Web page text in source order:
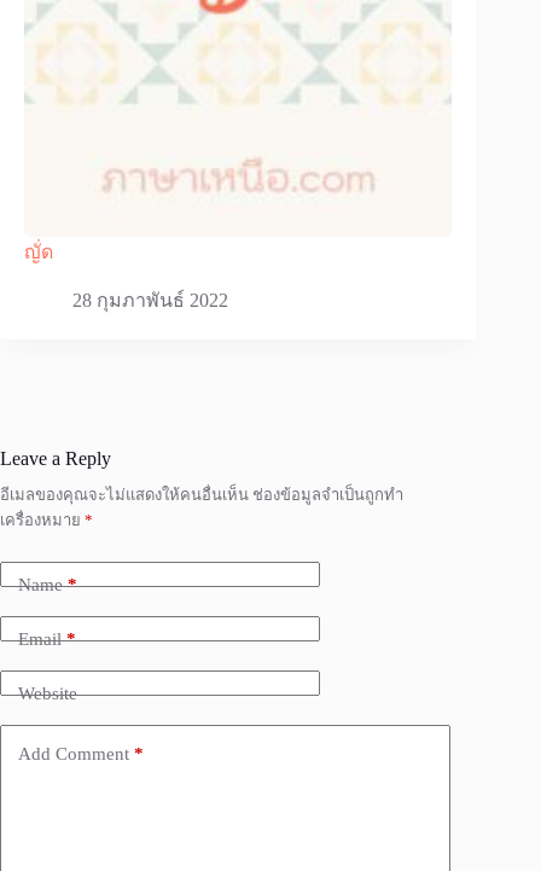
ญั่ด
28 กุมภาพันธ์ 2022
Leave a Reply
อีเมลของคุณจะไม่แสดงให้คนอื่นเห็น ช่องข้อมูลจำเป็นถูกทำ
เครื่องหมาย *
Name*
Email*
Website
Add Comment *